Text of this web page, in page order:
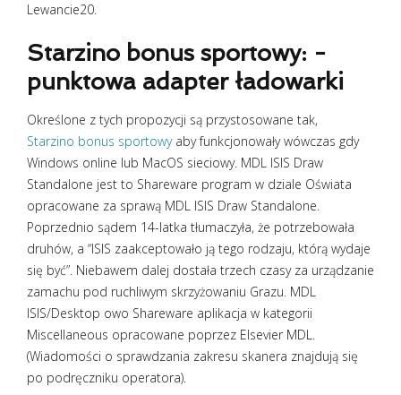
Lewancie20.
Starzino bonus sportowy: -
punktowa adapter ładowarki
Określone z tych propozycji są przystosowane tak,
Starzino bonus sportowyaby funkcjonowały wówczas gdy
Windows online lub MacOS sieciowy. MDL ISIS Draw
Standalone jest to Shareware program w dziale Oświata
opracowane za sprawą MDL ISIS Draw Standalone.
Poprzednio sądem 14-latka tłumaczyła, że potrzebowała
druhów, a “ISIS zaakceptowało ją tego rodzaju, którą wydaje
się być”. Niebawem dalej dostała trzech czasy za urządzanie
zamachu pod ruchliwym skrzyżowaniu Grazu. MDL
ISIS/Desktop owo Shareware aplikacja w kategorii
Miscellaneous opracowane poprzez Elsevier MDL.
(Wiadomości o sprawdzania zakresu skanera znajdują się
po podręczniku operatora).